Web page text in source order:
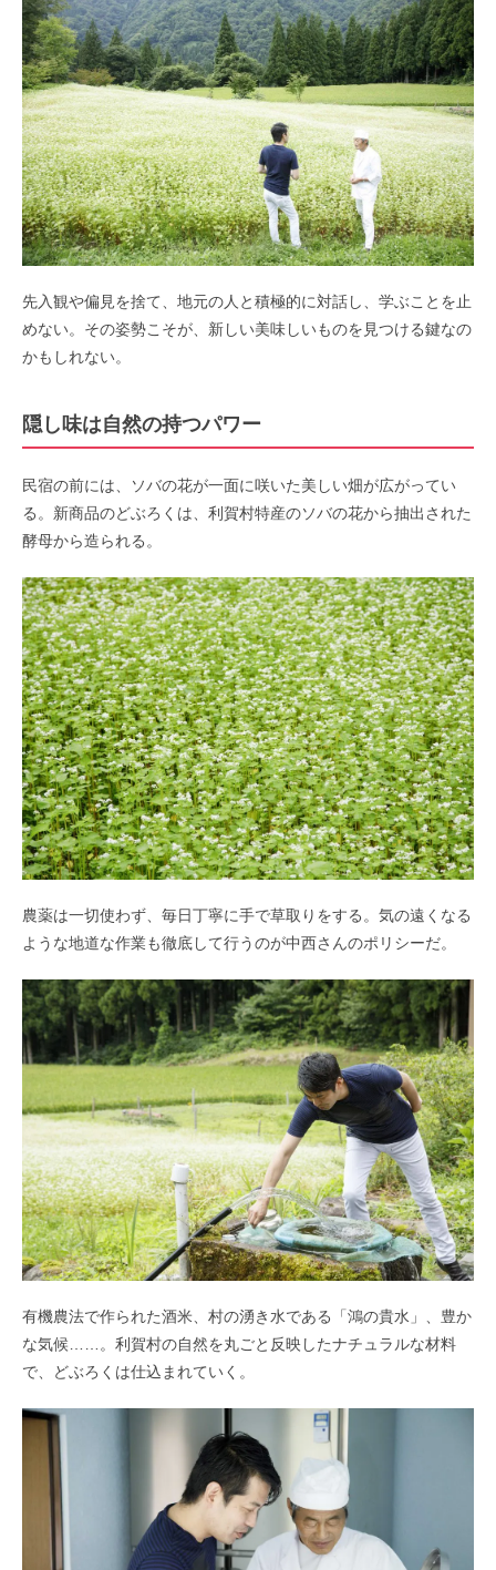
先入観や偏見を捨て、地元の人と積極的に対話し、学ぶことを止
めない。その姿勢こそが、新しい美味しいものを見つける鍵なの
かもしれない。
隠し味は自然の持つパワー
民宿の前には、ソバの花が一面に咲いた美しい畑が広がってい
る。新商品のどぶろくは、利賀村特産のソバの花から抽出された
酵母から造られる。
農薬は一切使わず、毎日丁寧に手で草取りをする。気の遠くなる
ような地道な作業も徹底して行うのが中西さんのポリシーだ。
有機農法で作られた酒米、村の湧き水である「鴻の貴水」、豊か
な気候……。利賀村の自然を丸ごと反映したナチュラルな材料
で、どぶろくは仕込まれていく。